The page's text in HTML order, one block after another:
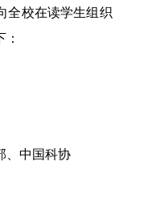
全校在读学生组织
、中国科协